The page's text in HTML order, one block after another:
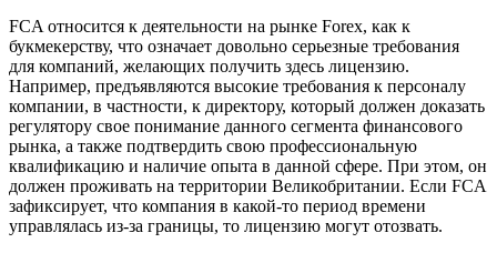
FCA относится к деятельности на рынке Forex, как к
букмекерству, что означает довольно серьезные требования
для компаний, желающих получить здесь лицензию.
Например, предъявляются высокие требования к персоналу
компании, в частности, к директору, который должен доказать
регулятору свое понимание данного сегмента финансового
рынка, а также подтвердить свою профессиональную
квалификацию и наличие опыта в данной сфере. При этом, он
должен проживать на территории Великобритании. Если FCA
зафиксирует, что компания в какой-то период времени
управлялась из-за границы, то лицензию могут отозвать.